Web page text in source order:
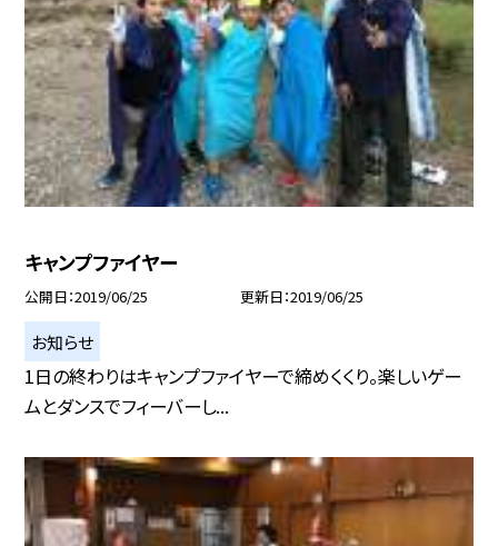
キャンプファイヤー
公開日 2019/06/25 更新日 2019/06/25
お知らせ
1日の終わりはキャンプファイヤーで締めくくり。楽しいゲー
ムとダンスでフィーバーし...